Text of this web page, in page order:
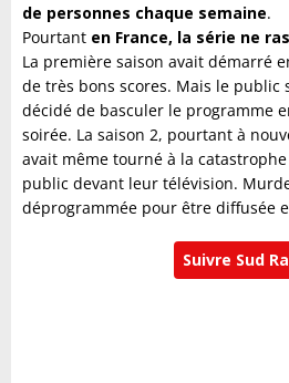
de personnes chaque semaine.
Pourtant en France, la série ne
La première saison avait démarré
de très bons scores. Mais le public
décidé de basculer le programme
soirée. La saison 2, pourtant à
avait même tourné à la
public devant leur télévision.
déprogrammée pour être diffusée
Suivre Sud